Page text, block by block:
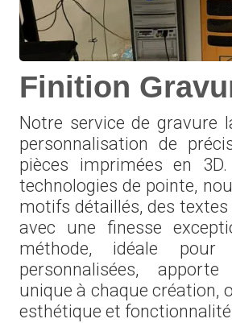
Finition
Notre service de gravure
personnalisation de
pièces imprimées en
technologies de pointe,
motifs détaillés, des
avec une finesse
méthode, idéale
personnalisées,
unique à chaque création,
esthétique et